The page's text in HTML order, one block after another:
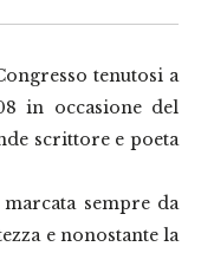
tenutosi a
in occasione del
scrittore e poeta
sempre da
e nonostante la